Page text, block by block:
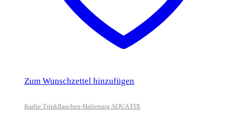
Zum Wunschzettel hinzufügen
Karlie Trinkflaschen-Halterung AQUA FIX